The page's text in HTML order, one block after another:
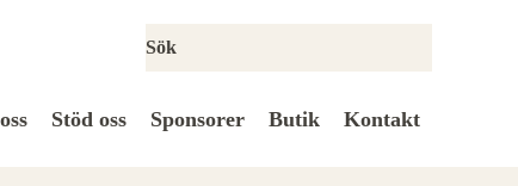
Stöd oss Sponsorer Butik Kontakt